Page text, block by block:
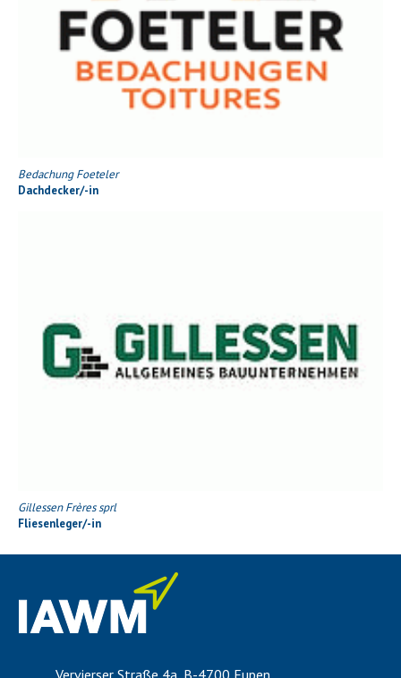
Bedachung Foeteler
Dachdecker/-in
Gillessen Frères sprl
Fliesenleger/-in
Vervierser Straße 4a, B-4700 Eupen